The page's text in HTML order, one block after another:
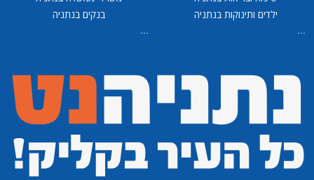
ילדים ותינוקות בנתניה
...
בנקים בנתניה
...